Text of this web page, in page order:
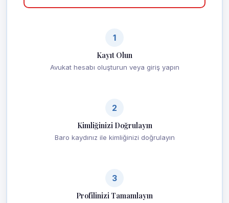
1
Kayıt Olun
Avukat hesabı oluşturun veya giriş yapın
2
Kimliğinizi Doğrulayın
Baro kaydınız ile kimliğinizi doğrulayın
3
Profilinizi Tamamlayın